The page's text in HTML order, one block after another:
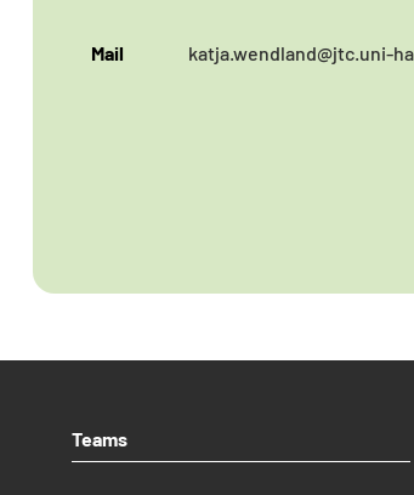
Mail katja.wendland@jtc.uni-
Teams